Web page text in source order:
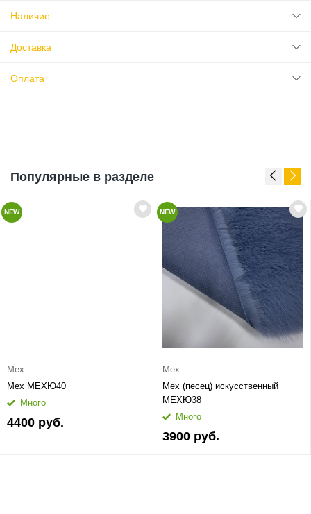
Наличие
Доставка
Оплата
Популярные в разделе
NEW
Мех
Мех МЕХЮ40
Много
4400 руб.
NEW
Мех
Мех (песец) искусственный
МЕХЮ38
Много
3900 руб.